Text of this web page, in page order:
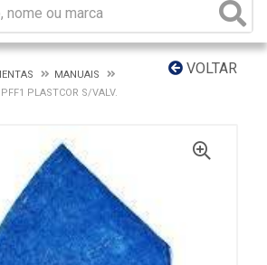
VOLTAR
MANUAIS
PLASTCOR S/VALV.